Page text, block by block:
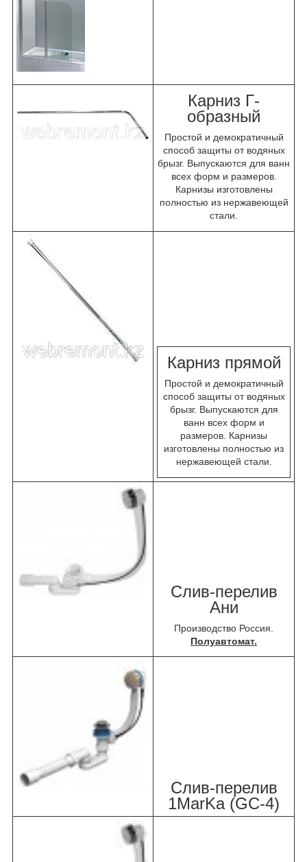
Карниз Г-
образный
Простой и демократичный
способ защиты от водяных
брызг. Выпускаются для ванн
всех форм и размеров.
Карнизы изготовлены
полностью из нержавеющей
стали.
Карниз прямой
Простой и демократичный
способ защиты от водяных
брызг. Выпускаются для
ванн всех форм и
размеров. Карнизы
изготовлены полностью из
нержавеющей стали.
Слив-перелив
Ани
Производство Россия.
Полуавтомат.
Слив-перелив
1MarKa (GC-4)